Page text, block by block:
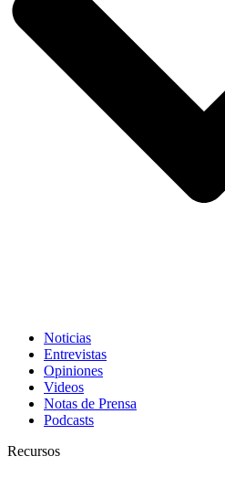
Noticias
Entrevistas
Opiniones
Videos
Notas de Prensa
Podcasts
Recursos